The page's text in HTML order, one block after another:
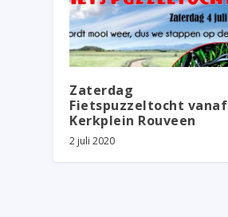
Zaterdag
Fietspuzzeltocht vanaf
Kerkplein Rouveen
2 juli 2020